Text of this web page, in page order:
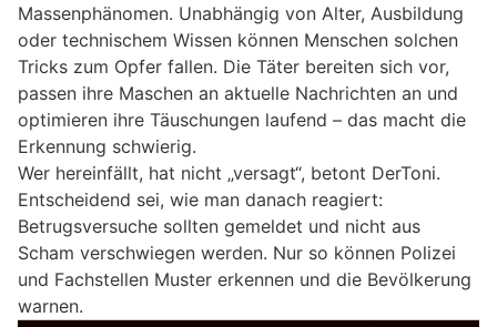
Massenphänomen. Unabhängig von Alter, Ausbildung
oder technischem Wissen können Menschen solchen
Tricks zum Opfer fallen. Die Täter bereiten sich vor,
passen ihre Maschen an aktuelle Nachrichten an und
optimieren ihre Täuschungen laufend – das macht die
Erkennung schwierig.
Wer hereinfällt, hat nicht „versagt“, betont DerToni.
Entscheidend sei, wie man danach reagiert:
Betrugsversuche sollten gemeldet und nicht aus
Scham verschwiegen werden. Nur so können Polizei
und Fachstellen Muster erkennen und die Bevölkerung
warnen.